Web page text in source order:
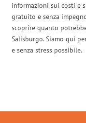
informazioni sui costi e
gratuito e senza
scoprire quanto
Salisburgo. Siamo qui
e senza stress possibile.